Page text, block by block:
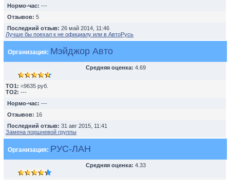
Нормо-час: ---
Отзывов: 5
Последний отзыв: 26 май 2014, 11:46
Лучше бы поехал к не официалу или в АвтоРусь
Организация: Мэйджор Авто
Средняя оценка: 4.69
TO1: ≈9635 руб.
TO2: ---
Нормо-час: ---
Отзывов: 16
Последний отзыв: 31 авг 2015, 11:41
Замена поршневой группы
Организация: РУС-ЛАН
Средняя оценка: 4.33